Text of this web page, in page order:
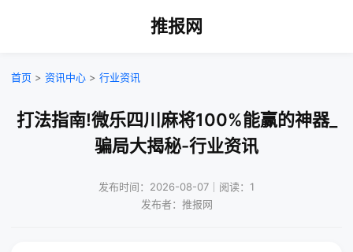
推报网
首页 > 资讯中心 > 行业资讯
打法指南!微乐四川麻将100%能赢的神器_
骗局大揭秘-行业资讯
发布时间：2026-08-07｜阅读：1
发布者：推报网